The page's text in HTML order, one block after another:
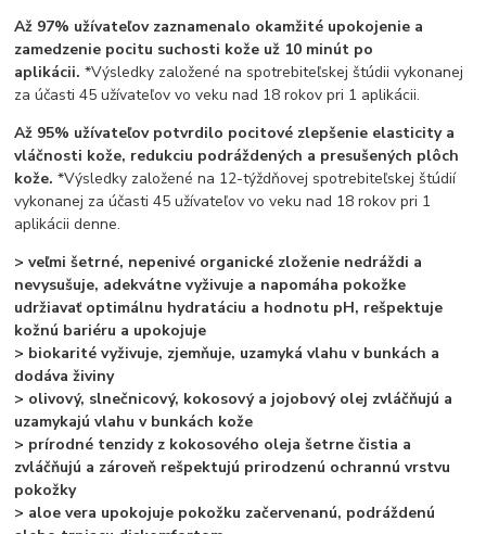
Až 97% užívateľov zaznamenalo okamžité upokojenie a
zamedzenie pocitu suchosti kože už 10 minút po
aplikácii.*Výsledky založené na spotrebiteľskej štúdii vykonanej
za účasti 45 užívateľov vo veku nad 18 rokov pri 1 aplikácii.
Až 95% užívateľov potvrdilo pocitové zlepšenie elasticity a
vláčnosti kože, redukciu podráždených a presušených plôch
kože.*Výsledky založené na 12-týždňovej spotrebiteľskej štúdií
vykonanej za účasti 45 užívateľov vo veku nad 18 rokov pri 1
aplikácii denne.
> veľmi šetrné, nepenivé organické zloženie nedráždi a
nevysušuje, adekvátne vyživuje a napomáha pokožke
udržiavať optimálnu hydratáciu a hodnotu pH, rešpektuje
kožnú bariéru a upokojuje
> biokarité vyživuje, zjemňuje, uzamyká vlahu v bunkách a
dodáva živiny
> olivový, slnečnicový, kokosový a jojobový olej zvláčňujú a
uzamykajú vlahu v bunkách kože
> prírodné tenzidy z kokosového oleja šetrne čistia a
zvláčňujú a zároveň rešpektujú prirodzenú ochrannú vrstvu
pokožky
> aloe vera upokojuje pokožku začervenanú, podráždenú